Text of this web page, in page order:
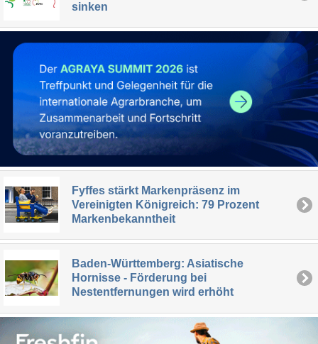
sinken
Fyffes stärkt Markenpräsenz im
Vereinigten Königreich: 79 Prozent
Markenbekanntheit
Baden-Württemberg: Asiatische
Hornisse - Förderung bei
Nestentfernungen wird erhöht